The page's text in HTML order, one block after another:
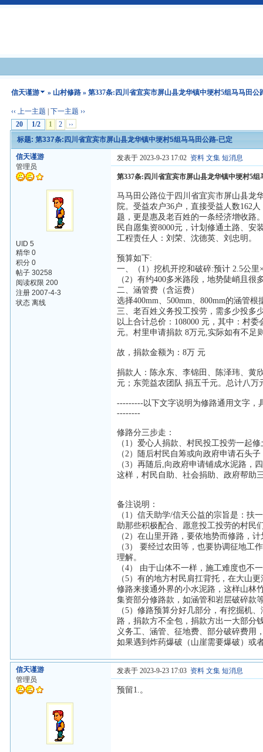
信天谨游 » 山村修路 » 第337条:四川省宜宾市屏山县龙华镇中埂村5组马马田公
‹‹ 上一主题 |下一主题 ››
20
1/2 1 2 ››
标题: 第337条:四川省宜宾市屏山县龙华镇中埂村5组马马田公路-已定
信天谨游
管理员
UID 5
精华 0
积分 0
帖子 30258
阅读权限 200
注册 2007-4-3
状态 离线
发表于 2023-9-23 17:02 资料 文集 短消息
第337条:四川省宜宾市屏山县龙华镇中埂村5
马马田公路位于四川省宜宾市屏山县龙
院。受益农户36户，直接受益人数162
题，更是惠及老百姓的一条经济增收路
民自愿集资8000元，计划修通土路、安
工程责任人：刘荣、沈德英、刘忠明。
预算如下:
一、（1）挖机开挖和破碎:预计 2.5公
（2）有约400多米路段，地势陡峭且
二、涵管费（含运费）
选择400mm、500mm、800mm的涵管
三、老百姓义务投工投劳，需多少投多
以上合计总价：108000 元，其中：村
元。村里申请捐款 8万元,实际如有不足
故，捐款金额为：8万 元
捐款人：陈永东、李锦田、陈泽玮、黄
元；东莞益农团队 捐五千元。总计八万
---------以下文字说明为修路通用文字，
--------
修路分三步走：
（1）爱心人捐款、村民投工投劳一起
（2）随后村民自筹或向政府申请石头
（3）再随后,向政府申请铺成水泥路，
这样，村民自助、社会捐助、政府帮助
备注说明：
（1）信天助学/信天公益的宗旨是：扶
助那些积极配合、愿意投工投劳的村民
（2）在山里开路，要依地势而修路，
（3） 要经过农田等，也要协调征地工
理解。
（4） 由于山体不一样，施工难度也不
（5）有的地方村民肩扛背托，在大山
修路来接通外界的小水泥路，这样山林
集资部分修路款，如涵管和岩层破碎款
（5）修路预算分好几部分，有挖掘机
路，捐款方不全包，捐款方出一大部分
义务工、涵管、征地费、部分破碎费用
如果遇到炸药爆破（山崖需要爆破）或
信天谨游
管理员
发表于 2023-9-23 17:03 资料 文集 短消息
预留1.。